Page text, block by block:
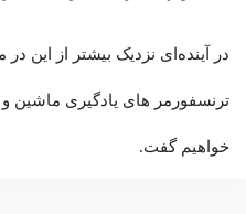
خواهیم گفت.